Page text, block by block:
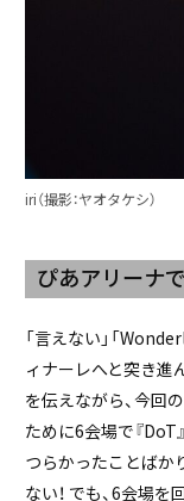
iri（撮影：ヤオタケシ）
ぴあアリーナ
「言えない」「
ィナーレへと突き進
を伝えながら、今回
ために6会場で『DoT
つらかったことばか
ない！ でも、6会場